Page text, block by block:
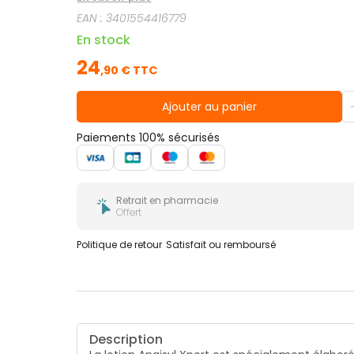
des enfants à partir de 2 ans. Un peigne pour
EAN :3401554416779
En stock
24,90 € TTC
Ajouter au panier
Paiements 100% sécurisés
Retrait en pharmacie
Offert
Politique de retour Satisfait ou remboursé
Description